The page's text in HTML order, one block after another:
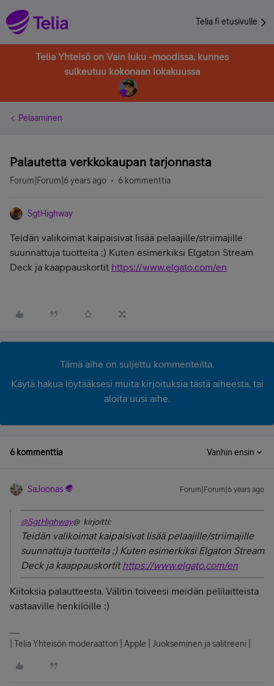
Telia.fi etusivulle
Telia Yhteisö on Vain luku -moodissa, kunnes
sulkeutuu kokonaan lokakuussa
Pelaaminen
Palautetta verkkokaupan tarjonnasta
Forum|Forum|6 years ago 6 kommenttia
SgtHighway
Teidän valikoimat kaipaisivat lisää pelaajille/striimajille
suunnattuja tuotteita ;) Kuten esimerkiksi Elgaton Stream
Deck ja kaappauskortit https://www.elgato.com/en
Tämä aihe on suljettu kommenteilta.
Käytä hakua löytääksesi muita kirjoituksia tästä aiheesta, tai
aloita uusi aihe.
6 kommenttia Vanhin ensin
SaJoonas Forum|Forum|6 years ago
@SgtHighway@ kirjoitti:
Teidän valikoimat kaipaisivat lisää pelaajille/striimajille
suunnattuja tuotteita ;) Kuten esimerkiksi Elgaton Stream
Deck ja kaappauskortithttps://www.elgato.com/en
Kiitoksia palautteesta. Välitin toiveesi meidän pelilaitteista
vastaaville henkilöille :)
| Telia Yhteisön moderaattori | Apple | Juokseminen ja salitreeni |